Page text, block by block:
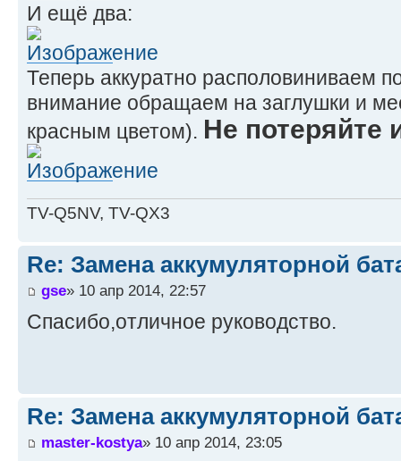
И ещё два:
Теперь аккуратно располовиниваем
внимание обращаем на заглушки и
красным цветом). Не потеряйте
TV-Q5NV, TV-QX3
Re: Замена аккумуляторной
gse» 10 апр 2014, 22:57
Спасибо,отличное руководство.
Re: Замена аккумуляторной
master-kostya» 10 апр 2014, 23:05